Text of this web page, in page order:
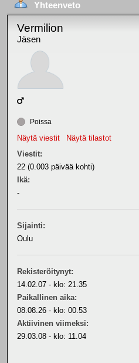
Yhteenveto
Vermilion
Jäsen
Poissa
Näytä viestit
Näytä tilastot
Viestit:
22 (0.003 päivää kohti)
Ikä:
-
Sijainti:
Oulu
Rekisteröitynyt:
14.02.07 - klo: 21.35
Paikallinen aika:
08.08.26 - klo: 00.53
Aktiivinen viimeksi:
29.03.08 - klo: 11.04